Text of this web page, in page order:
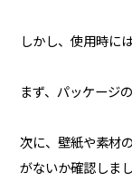
しかし、使用時に
まず、パッケージ
次に、壁紙や素材
がないか確認しまし